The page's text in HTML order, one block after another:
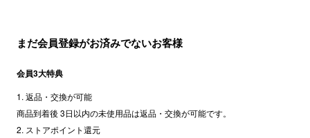
まだ会員登録がお済みでないお客様
会員3大特典
1. 返品・交換が可能
商品到着後 3日以内の未使用品は返品・交換が可能です。
2. ストアポイント還元